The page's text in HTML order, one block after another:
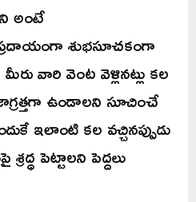
అంటే
శుభసూచకంగా
వారి వెంట వెళ్లినట్లు కల
ఉండాలని సూచించే
ఇలాంటి కల వచ్చినప్పుడు
పెట్టాలని పెద్దలు